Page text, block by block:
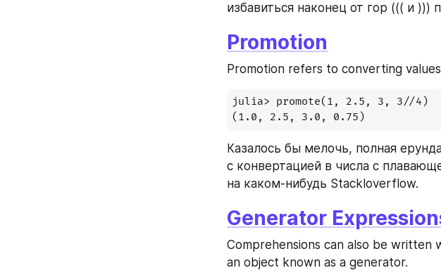
избавиться наконец от гор ((( и
Promotion
Promotion refers to converting
julia> promote(1, 2.5, 3, 3//4)
(1.0, 2.5, 3.0, 0.75)
Казалось бы мелочь, полная
с конвертацией в числа с
на каком-нибудь Stackloverflow.
Generator
Comprehensions can also be
an object known as a generator.